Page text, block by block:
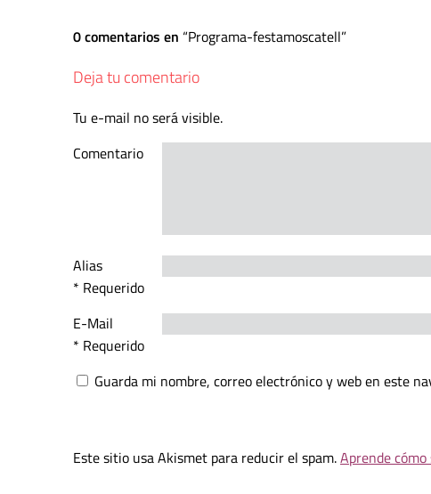
0 comentarios en Programa-festamoscatell
Deja tu comentario
Tu e-mail no será visible.
Comentario
Alias
* Requerido
E-Mail
* Requerido
Guarda mi nombre, correo electrónico y web en este
Este sitio usa Akismet para reducir el spam.Aprende